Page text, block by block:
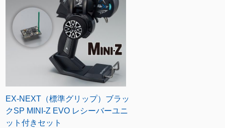
EX-NEXT（標準グリップ）ブラッ
クSP MINI-Z EVO レシーバーユニ
ット付きセット